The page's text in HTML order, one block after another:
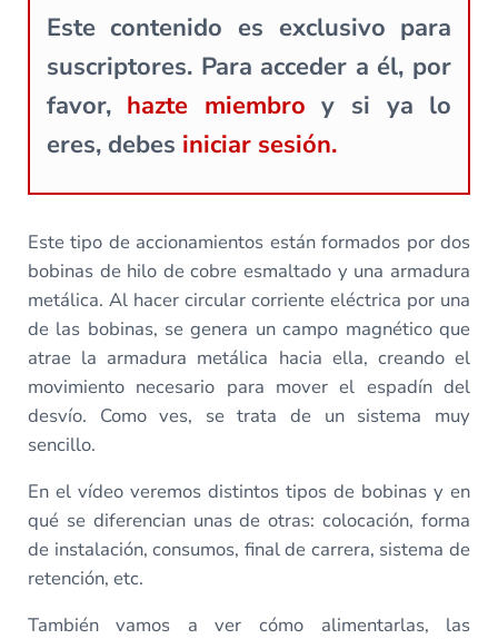
Este contenido es exclusivo para
suscriptores. Para acceder a él, por
favor, hazte miembro y si ya lo
eres, debes iniciar sesión.
Este tipo de accionamientos están formados por dos
bobinas de hilo de cobre esmaltado y una armadura
metálica. Al hacer circular corriente eléctrica por una
de las bobinas, se genera un campo magnético que
atrae la armadura metálica hacia ella, creando el
movimiento necesario para mover el espadín del
desvío. Como ves, se trata de un sistema muy
sencillo.
En el vídeo veremos distintos tipos de bobinas y en
qué se diferencian unas de otras: colocación, forma
de instalación, consumos, final de carrera, sistema de
retención, etc.
También vamos a ver cómo alimentarlas, las